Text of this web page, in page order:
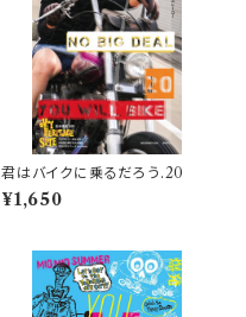
君はバイクに乗るだろう.20
¥1,650